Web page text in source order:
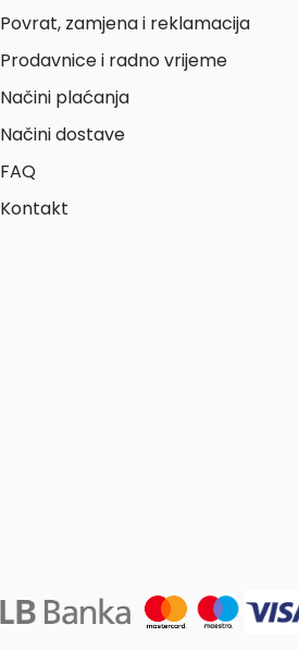
Povrat, zamjena i reklamacija
Prodavnice i radno vrijeme
Načini plaćanja
Načini dostave
FAQ
Kontakt